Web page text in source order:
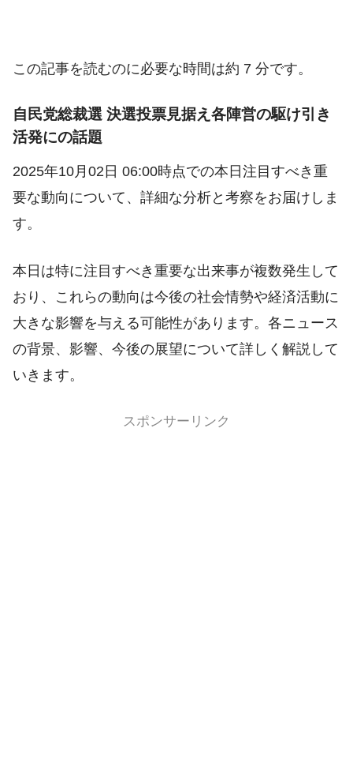
この記事を読むのに必要な時間は約 7 分です。
自民党総裁選 決選投票見据え各陣営の駆け引き
活発にの話題
2025年10月02日 06:00時点での本日注目すべき重
要な動向について、詳細な分析と考察をお届けしま
す。
本日は特に注目すべき重要な出来事が複数発生して
おり、これらの動向は今後の社会情勢や経済活動に
大きな影響を与える可能性があります。各ニュース
の背景、影響、今後の展望について詳しく解説して
いきます。
スポンサーリンク